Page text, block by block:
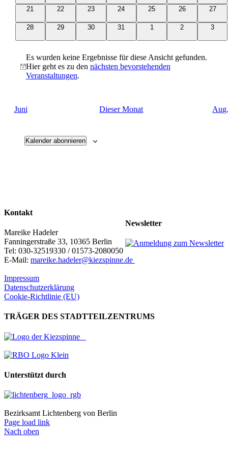
0
21
0
22
0
23
0
24
0
25
0
26
0
27
0
28
0
29
0
30
0
31
0
1
0
2
0
3
Hinweis
Es wurden keine Ergebnisse für diese Ansicht gefunden.
Hier geht es zu den nächsten bevorstehenden
Veranstaltungen.
Juni Dieser Monat
Kalender abonnieren
Newsletter
Kontakt
Mareike Hadeler
Fanningerstraße 33, 10365 Berlin
Tel: 030-32519330 / 01573-2080050
E-Mail: mareike.hadeler@kiezspinne.de
Impressum
Datenschutzerklärung
Cookie-Richtlinie (EU)
TRÄGER DES STADTTEILZENTRUMS
Unterstützt durch
Bezirksamt Lichtenberg von Berlin
Page load link
Nach oben